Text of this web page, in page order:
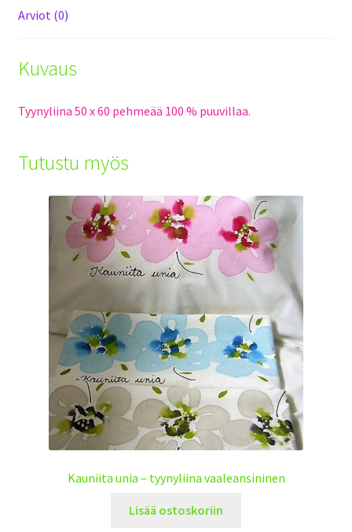
Arviot (0)
Kuvaus
Tyynyliina 50 x 60 pehmeää 100 % puuvillaa.
Tutustu myös
Kauniita unia – tyynyliina vaaleansininen
Lisää ostoskoriin